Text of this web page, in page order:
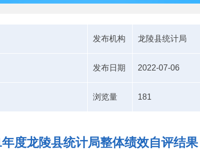
发布机构 龙陵县统计局
发布日期 2022-07-06
浏览量 181
度龙陵县统计局整体绩效自评结果